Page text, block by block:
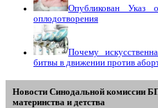
Опубликован Указ о
оплодотворения
Почему
битвы в движении против
Новости Синодальной комиссии
материнства и детства